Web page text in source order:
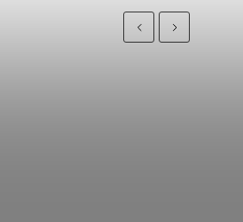
Previous Next